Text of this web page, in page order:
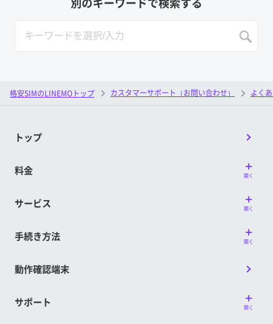
格安SIMのLINEMOトップ カスタマーサポート（お問い合わせ） よく
トップ
料金 開く
サービス 開く
手続き方法 開く
動作確認端末
サポート 開く